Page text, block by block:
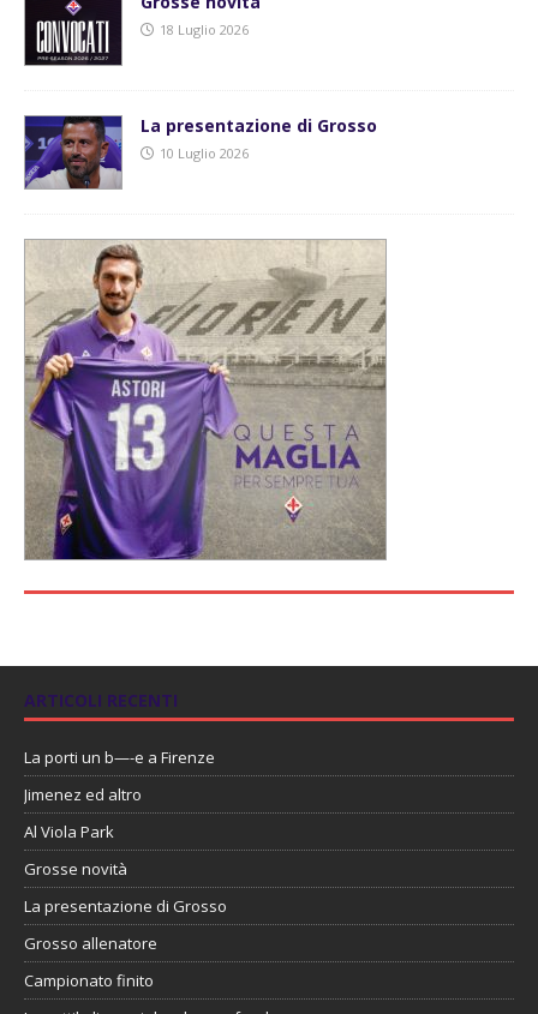
18 Luglio 2026
La presentazione di Grosso
10 Luglio 2026
ARTICOLI RECENTI
La porti un b—-e a Firenze
Jimenez ed altro
Al Viola Park
Grosse novità
La presentazione di Grosso
Grosso allenatore
Campionato finito